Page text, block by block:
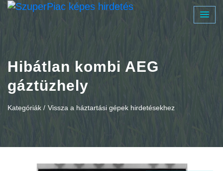
Hibátlan kombi AEG
gáztüzhely
Kategóriák / Vissza a háztartási gépek hirdetésekhez